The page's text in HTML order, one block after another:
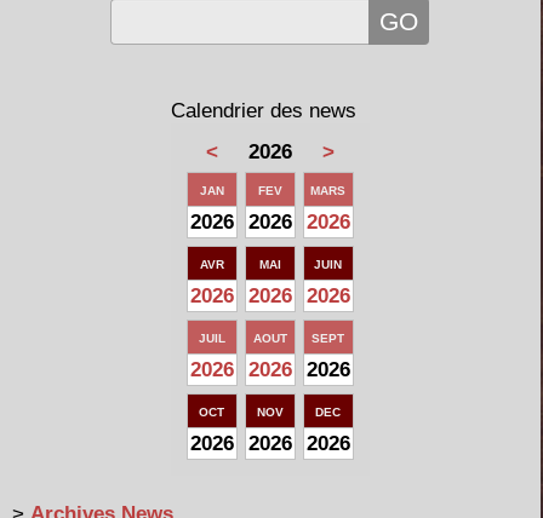
Calendrier des news
<
2026 >
JAN
2026
FEV
2026
MARS
2026
AVR
2026
MAI
2026
JUIN
2026
JUIL
2026
AOUT
2026
SEPT
2026
OCT
2026
NOV
2026
DEC
2026
> Archives News